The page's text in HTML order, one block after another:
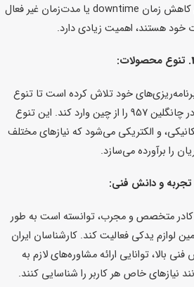
برای شرکت‌هایی که به دنبال کاهش زمان downtime یا مدت‌زمان غیر فعال
خود هستند، اهمیت زیادی دارد.
تنوع محصولات:
خود تلاش کرده است تا تنوع
وسیعی از قطعات یدکی لودر چانگلین 957 را از چین وارد کند. این تنوع
و الکتریکی می‌شود که نیازهای مختلف
را برآورده می‌سازد.
تجربه و دانش فنی:
کادر متخصص و مجرب، توانسته است به طور
لوازم یدکی فعالیت کند. کارشناسان ایران
بالا، توانایی ارائه مشاوره‌های لازم به
نیازهای خاص هر کاربر را شناسایی کنند.